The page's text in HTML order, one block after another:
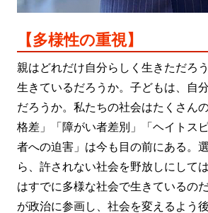
【多様性の重視】
親はどれだけ自分らしく生きただろ
生きているだろうか。子どもは、自
だろうか。私たちの社会はたくさん
格差」「障がい者差別」「ヘイトス
者への迫害」は今も目の前にある。
ら、許されない社会を野放しにして
はすでに多様な社会で生きているの
が政治に参画し、社会を変えるよう